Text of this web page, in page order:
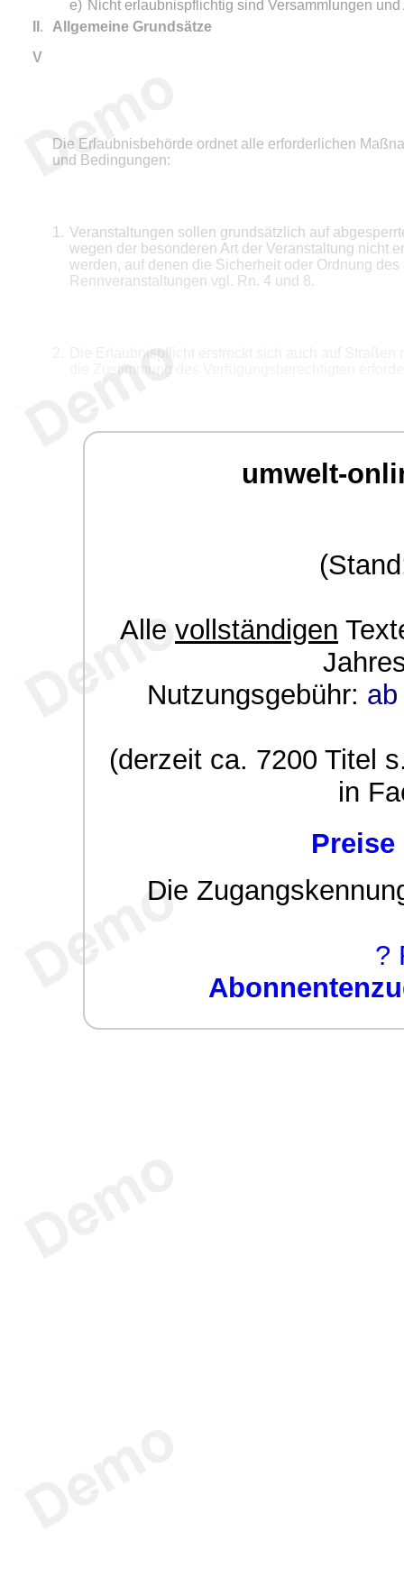
e) Nicht erlaubnispflichtig sind Versammlungen
.
V
Allgemeine Grundsätze
Die Erlaubnisbehörde ordnet alle erforderlichen
und Bedingungen:
1. Veranstaltungen sollen grundsätzlich auf
wegen der besonderen Art der Veranstaltung nicht
werden, auf denen die Sicherheit oder Ordnung
Rennveranstaltungen vgl. Rn. 4 und 8.
Die Erlaubnispflicht erstreckt sich auch auf
die Zustimmung des Verfügungsberechtigten
umwelt-
Alle vollständigen
Nutzungsgebühr:
(derzeit ca. 7200 Titel
in
Die
?